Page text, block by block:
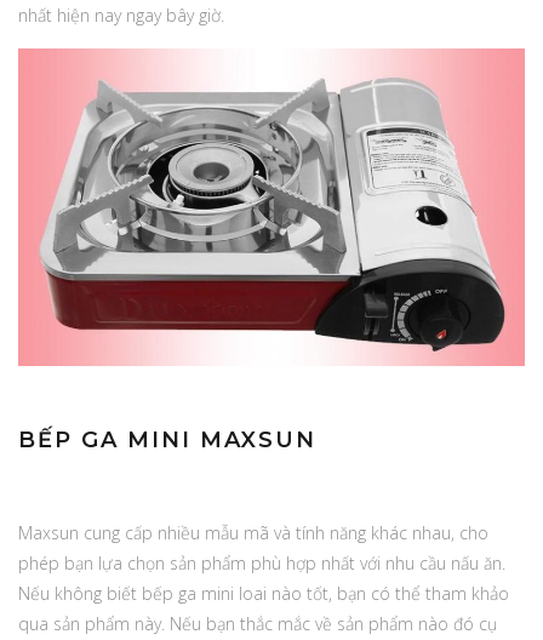
nhất hiện nay ngay bây giờ.
BẾP GA MINI MAXSUN
Maxsun cung cấp nhiều mẫu mã và tính năng khác nhau, cho
phép bạn lựa chọn sản phẩm phù hợp nhất với nhu cầu nấu ăn.
Nếu không biết bếp ga mini loai nào tốt, bạn có thể tham khảo
qua sản phẩm này. Nếu bạn thắc mắc về sản phẩm nào đó cụ